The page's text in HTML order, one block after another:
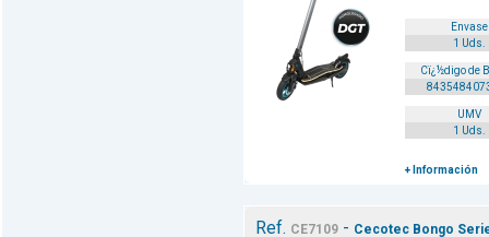
Envase
1 Uds.
Cï¿½digo de
UMV
1 Uds.
+ Información
Ref. CE7109- Cecotec Bongo